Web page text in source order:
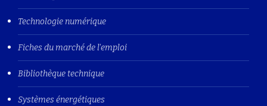
Technologie numérique
Fiches du marché de l'emploi
Bibliothèque technique
Systèmes énergétiques